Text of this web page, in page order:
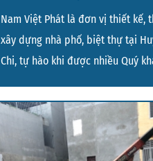
Nam Việt Phát là đơn vị thiết kế,
xây dựng nhà phố, biệt thự tại
Chi, tự hào khi được nhiều Quý